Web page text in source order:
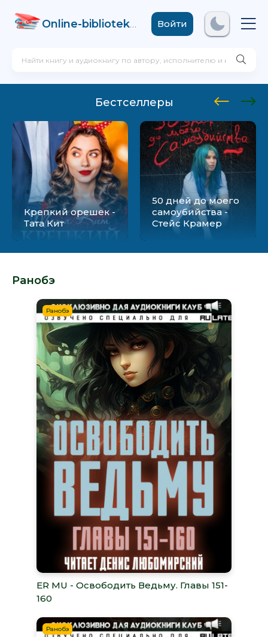
Online-biblioteka .comВойти
Бестселлеры
Крепкий орешек -
Тата Кит
50 дней до моего
самоубийства -
Стейс Крамер
Ранобэ
Ранобэ
ER MU - Освободить Ведьму. Главы 151-
160
Ранобэ